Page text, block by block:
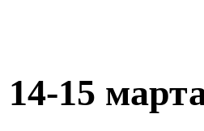
14-15